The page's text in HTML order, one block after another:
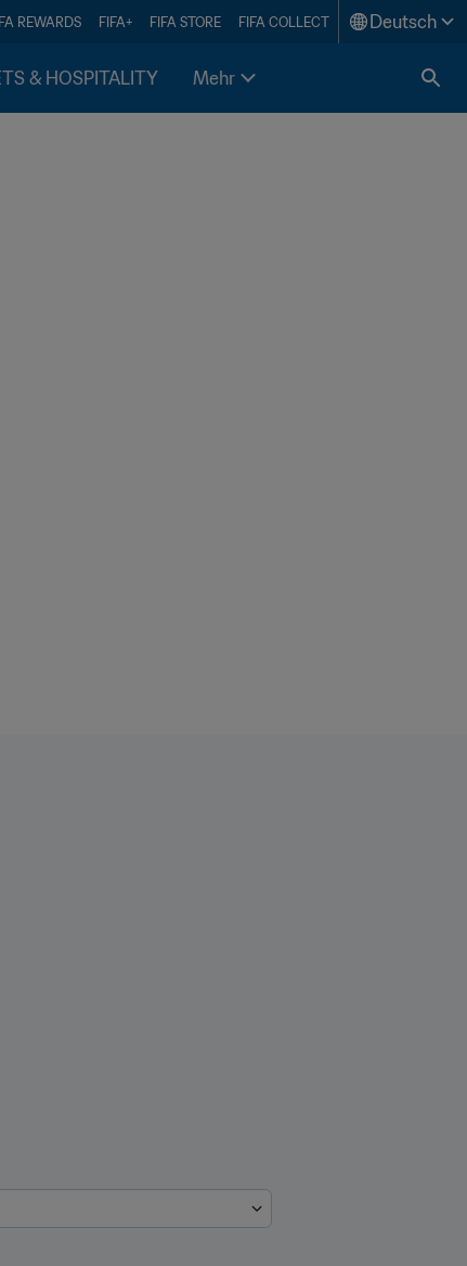
REWARDS FIFA+ FIFA STORE FIFA COLLECT Deutsch
& HOSPITALITY Mehr